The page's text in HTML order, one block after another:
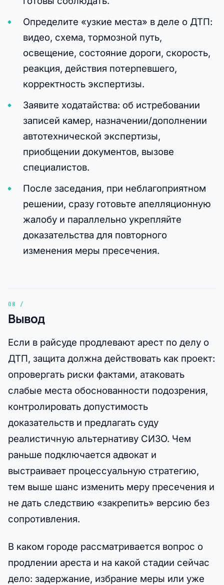
Определите «узкие места» в деле о ДТП:
видео, схема, тормозной путь,
освещение, состояние дороги, скорость,
реакция, действия потерпевшего,
корректность экспертизы.
Заявите ходатайства: об истребовании
записей камер, назначении/дополнении
автотехнической экспертизы,
приобщении документов, вызове
специалистов.
После заседания, при неблагоприятном
решении, сразу готовьте апелляционную
жалобу и параллельно укрепляйте
доказательства для повторного
изменения меры пресечения.
Вывод
Если в райсуде продлевают арест по делу о
ДТП, защита должна действовать как проект:
опровергать риски фактами, атаковать
слабые места обоснованности подозрения,
контролировать допустимость
доказательств и предлагать суду
реалистичную альтернативу СИЗО. Чем
раньше подключается адвокат и
выстраивает процессуальную стратегию,
тем выше шанс изменить меру пресечения и
не дать следствию «закрепить» версию без
сопротивления.
В каком городе рассматривается вопрос о
продлении ареста и на какой стадии сейчас
дело: задержание, избрание меры или уже